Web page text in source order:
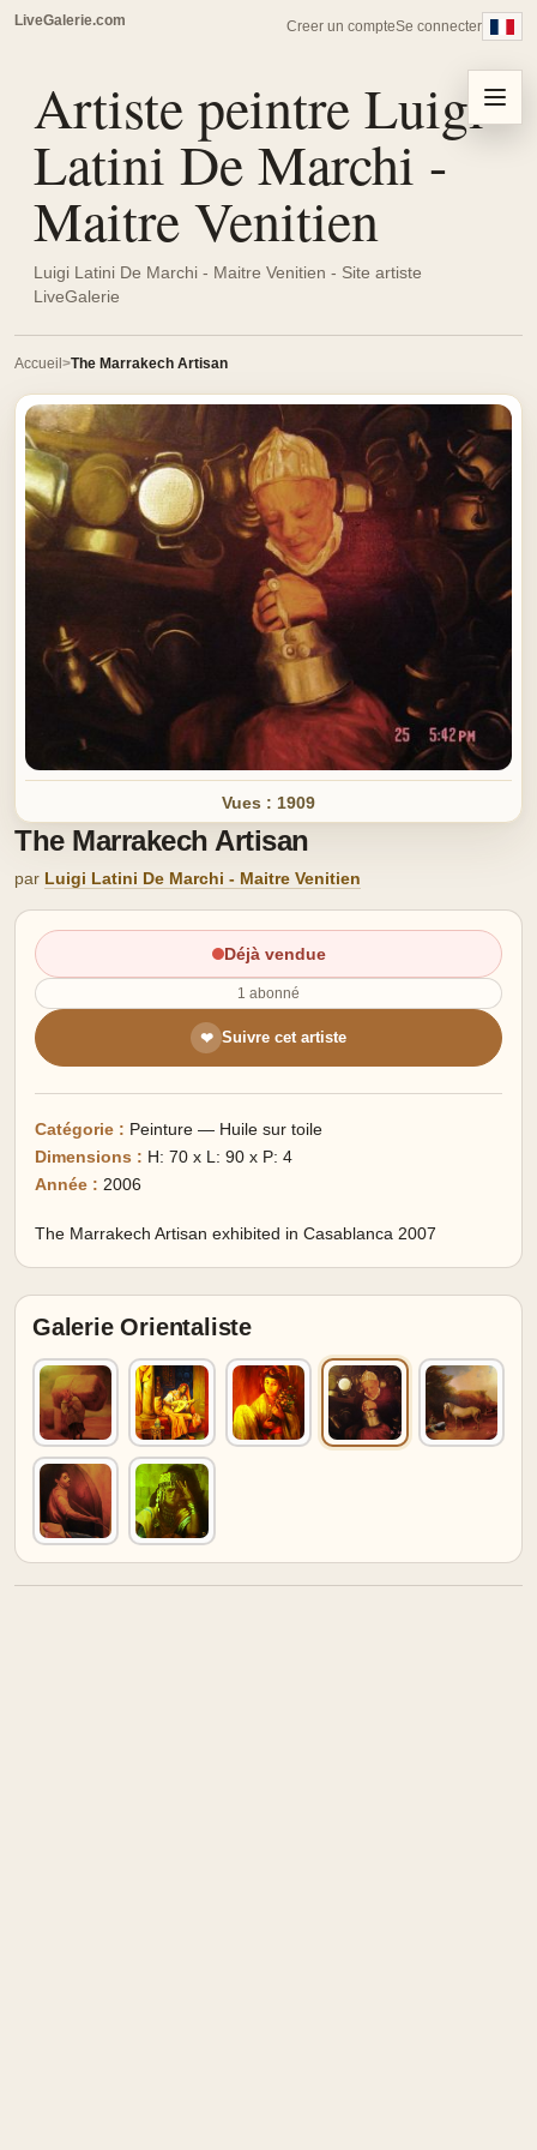
LiveGalerie.com Creer un compteSe connecter
Artiste peintre Luigi
Latini De Marchi -
Maitre Venitien
Luigi Latini De Marchi - Maitre Venitien - Site artiste
LiveGalerie
Menu
Accueil The Marrakech Artisan
Vues : 1909
The Marrakech Artisan
par Luigi Latini De Marchi - Maitre Venitien
Déjà vendue
1 abonné
❤ Suivre cet artiste
Catégorie : Peinture — Huile sur toile
Dimensions : H: 70 x L: 90 x P: 4
Année : 2006
The Marrakech Artisan exhibited in Casablanca 2007
Galerie Orientaliste